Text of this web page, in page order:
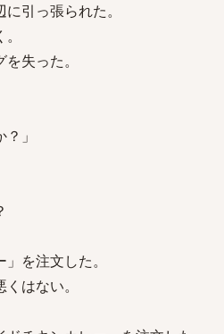
引っ張られた。
失った。
」
を注文した。
はない。